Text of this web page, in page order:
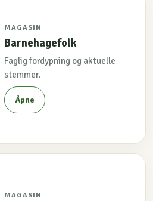
MAGASIN
Barnehagefolk
Faglig fordypning og aktuelle
stemmer.
Åpne
MAGASIN